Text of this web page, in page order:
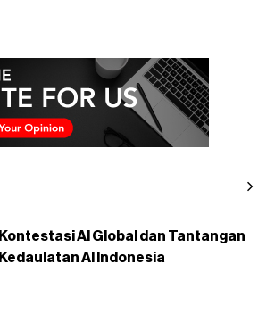
Kontestasi AI Global dan Tantangan
Kedaulatan AI Indonesia